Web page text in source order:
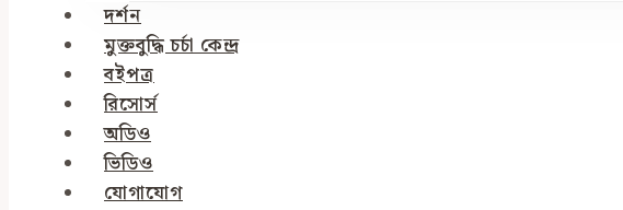
দর্শন
মুক্তবুদ্ধি চর্চা কেন্দ্র
বইপত্র
রিসোর্স
অডিও
ভিডিও
যোগাযোগ